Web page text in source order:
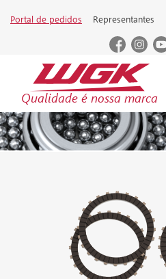
Portal de pedidos Representantes
Qualidade é nossa marca